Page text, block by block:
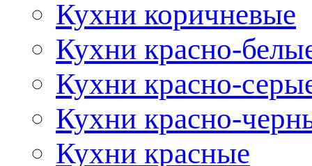
Кухни коричневые
Кухни красно-
Кухни красно-
Кухни красно-
Кухни красные